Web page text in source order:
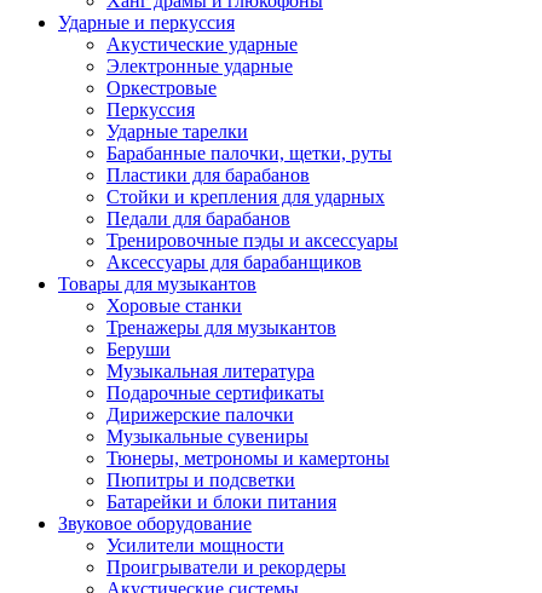
Ударные и перкуссия
Акустические ударные
Электронные ударные
Оркестровые
Перкуссия
Ударные тарелки
Барабанные палочки, щетки, руты
Пластики для барабанов
Стойки и крепления для ударных
Педали для барабанов
Тренировочные пэды и аксессуары
Аксессуары для барабанщиков
Товары для музыкантов
Хоровые станки
Тренажеры для музыкантов
Беруши
Музыкальная литература
Подарочные сертификаты
Дирижерские палочки
Музыкальные сувениры
Тюнеры, метрономы и камертоны
Пюпитры и подсветки
Батарейки и блоки питания
Звуковое оборудование
Усилители мощности
Проигрыватели и рекордеры
Акустические системы